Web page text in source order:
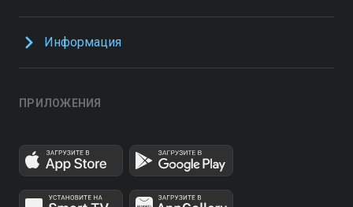
Информация
ПРИЛОЖЕНИЯ